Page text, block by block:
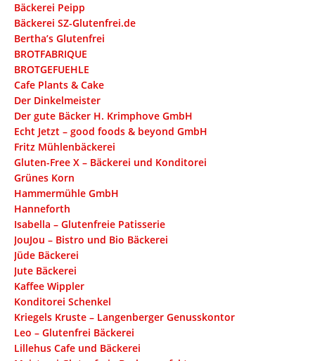
Bäckerei Peipp
Bäckerei SZ-Glutenfrei.de
Bertha’s Glutenfrei
BROTFABRIQUE
BROTGEFUEHLE
Cafe Plants & Cake
Der Dinkelmeister
Der gute Bäcker H. Krimphove GmbH
Echt Jetzt – good foods & beyond GmbH
Fritz Mühlenbäckerei
Gluten-Free X – Bäckerei und Konditorei
Grünes Korn
Hammermühle GmbH
Hanneforth
Isabella – Glutenfreie Patisserie
JouJou – Bistro und Bio Bäckerei
Jüde Bäckerei
Jute Bäckerei
Kaffee Wippler
Konditorei Schenkel
Kriegels Kruste – Langenberger Genusskontor
Leo – Glutenfrei Bäckerei
Lillehus Cafe und Bäckerei